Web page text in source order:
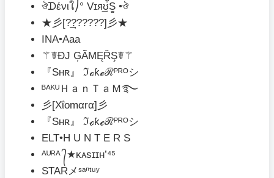
ঔᗪένιใ⎠° Vɪя͢ʊ͋S͚ •ঔ
★彡[?͢͢͢??????]彡★
INA•Aaa
⚚☤ĐJ ĢÃMĘŘŞ☤⚚
『Ѕʜʀ』 ℑℴƙℯℛᴾᴿᴼシ
ᴮᴬᴷᵁＨａｎＴａＭ࿐
彡[Xΐomαrα]彡
『Ѕʜʀ』 ℑℴƙℯℛᴾᴿᴼシ
ELT•H U N T E R S
ᴬᵁᴿᴬ ᭄★ᴋᴀsɪɪʜ’⁴⁵
STARメˢᵃⁿᵗᵘʸ